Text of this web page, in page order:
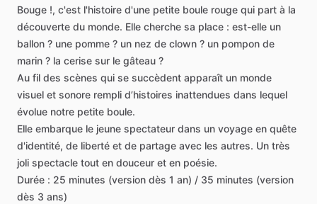
Bouge !, c'est l'histoire d'une petite boule rouge qui part à la
découverte du monde. Elle cherche sa place : est-elle un
ballon ? une pomme ? un nez de clown ? un pompon de
marin ? la cerise sur le gâteau ?
Au fil des scènes qui se succèdent apparaît un monde
visuel et sonore rempli d’histoires inattendues dans lequel
évolue notre petite boule.
Elle embarque le jeune spectateur dans un voyage en quête
d'identité, de liberté et de partage avec les autres. Un très
joli spectacle tout en douceur et en poésie.
Durée : 25 minutes (version dès 1 an) ​/​ 35 minutes (version
dès 3 ans)